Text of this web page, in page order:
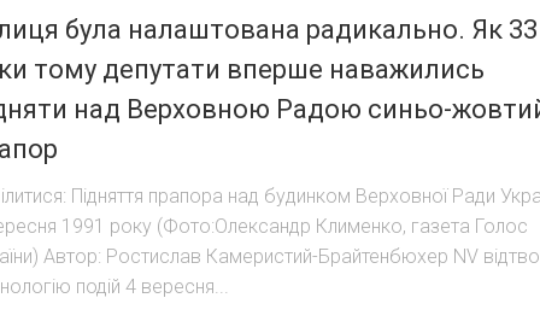
була налаштована радикально. Як 33
тому депутати вперше наважились
над Верховною Радою синьо-
Підняття прапора над будинком Верховної Ради
1991 року (Фото:Олександр Клименко, газета Голос
Автор: Ростислав Камеристий-Брайтенбюхер NV
подій 4 вересня...